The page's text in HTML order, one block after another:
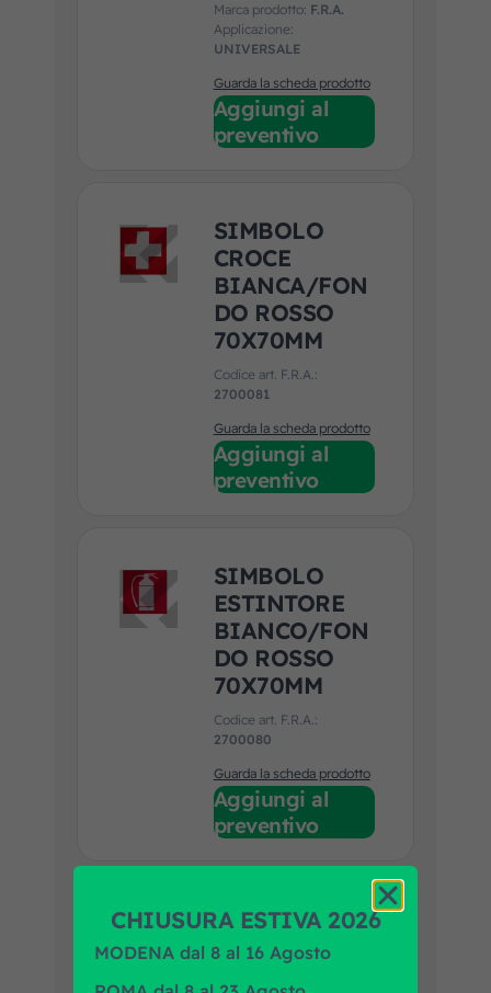
Marca prodotto: F.R.A.
Applicazione:
UNIVERSALE
Guarda la scheda prodotto
Aggiungi al
preventivo
SIMBOLO
CROCE
BIANCA/FON
DO ROSSO
70X70MM
Codice art. F.R.A.:
2700081
Guarda la scheda prodotto
Aggiungi al
preventivo
SIMBOLO
ESTINTORE
BIANCO/FON
DO ROSSO
70X70MM
Codice art. F.R.A.:
2700080
Guarda la scheda prodotto
Aggiungi al
preventivo
ADESIVO
AZZ.DISABIL
CHIUSURA ESTIVA 2026
MODENA dal 8 al 16 Agosto